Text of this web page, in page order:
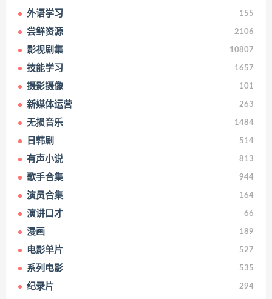
外语学习 155
尝鲜资源 2106
影视剧集 10807
技能学习 1657
摄影摄像 101
新媒体运营 263
无损音乐 1484
日韩剧 514
有声小说 813
歌手合集 944
演员合集 164
演讲口才 66
漫画 189
电影单片 527
系列电影 535
纪录片 294